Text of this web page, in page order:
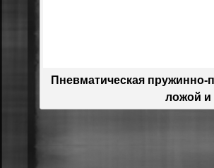
Пневматическая пружинно-
ложой и